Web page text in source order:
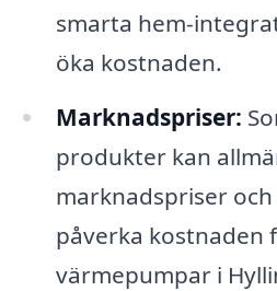
smarta hem-
öka kostnaden.
Marknadspriser:
produkter kan
marknadspriser
påverka kostnaden
värmepumpar i